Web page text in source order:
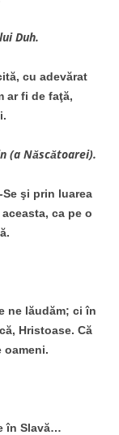
Duh.
cu adevărat
ar fi de faţă,
(a Născătoarei).
şi prin luarea
ca pe o
ne lăudăm; ci în
Hristoase. Că
oameni.
în Slavă…